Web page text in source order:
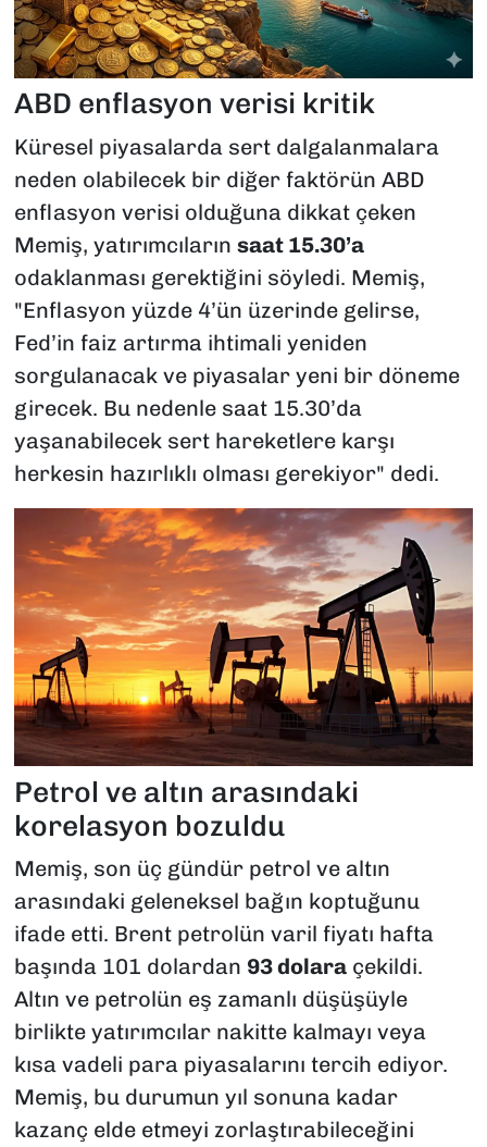
ABD enflasyon verisi kritik
Küresel piyasalarda sert dalgalanmalara
neden olabilecek bir diğer faktörün ABD
enflasyon verisi olduğuna dikkat çeken
Memiş, yatırımcıların saat 15.30’a
odaklanması gerektiğini söyledi. Memiş,
"Enflasyon yüzde 4’ün üzerinde gelirse,
Fed’in faiz artırma ihtimali yeniden
sorgulanacak ve piyasalar yeni bir döneme
girecek. Bu nedenle saat 15.30’da
yaşanabilecek sert hareketlere karşı
herkesin hazırlıklı olması gerekiyor" dedi.
Petrol ve altın arasındaki
korelasyon bozuldu
Memiş, son üç gündür petrol ve altın
arasındaki geleneksel bağın koptuğunu
ifade etti. Brent petrolün varil fiyatı hafta
başında 101 dolardan 93 dolaraçekildi.
Altın ve petrolün eş zamanlı düşüşüyle
birlikte yatırımcılar nakitte kalmayı veya
kısa vadeli para piyasalarını tercih ediyor.
Memiş, bu durumun yıl sonuna kadar
kazanç elde etmeyi zorlaştırabileceğini